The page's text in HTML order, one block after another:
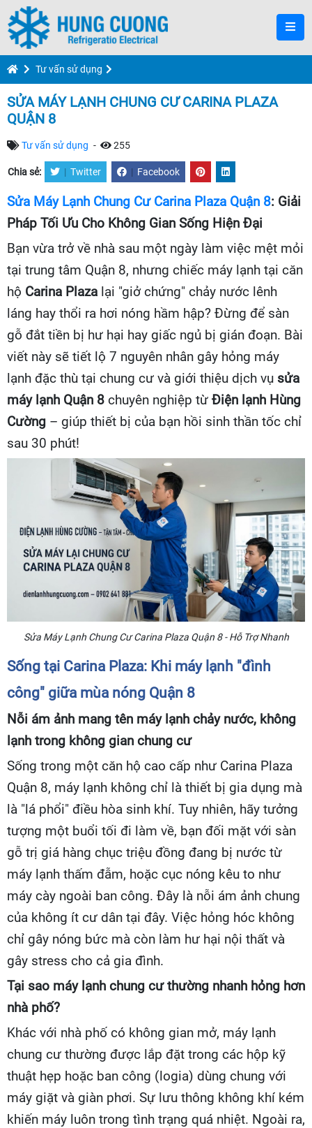
Tư vấn sử dụng
SỬA MÁY LẠNH CHUNG CƯ CARINA PLAZA
QUẬN 8
Tư vấn sử dụng - 255
Chia sẻ: | Twitter | Facebook
Sửa Máy Lạnh Chung Cư Carina Plaza Quận 8: Giải
Pháp Tối Ưu Cho Không Gian Sống Hiện Đại
Bạn vừa trở về nhà sau một ngày làm việc mệt mỏi
tại trung tâm Quận 8, nhưng chiếc máy lạnh tại căn
hộ Carina Plaza lại "giở chứng" chảy nước lênh
láng hay thổi ra hơi nóng hầm hập? Đừng để sàn
gỗ đắt tiền bị hư hại hay giấc ngủ bị gián đoạn. Bài
viết này sẽ tiết lộ 7 nguyên nhân gây hỏng máy
lạnh đặc thù tại chung cư và giới thiệu dịch vụ sửa
máy lạnh Quận 8 chuyên nghiệp từ Điện lạnh Hùng
Cường – giúp thiết bị của bạn hồi sinh thần tốc chỉ
sau 30 phút!
Sửa Máy Lạnh Chung Cư Carina Plaza Quận 8 - Hỗ Trợ Nhanh
Sống tại Carina Plaza: Khi máy lạnh "đình
công" giữa mùa nóng Quận 8
Nỗi ám ảnh mang tên máy lạnh chảy nước, không
lạnh trong không gian chung cư
Sống trong một căn hộ cao cấp như Carina Plaza
Quận 8, máy lạnh không chỉ là thiết bị gia dụng mà
là "lá phổi" điều hòa sinh khí. Tuy nhiên, hãy tưởng
tượng một buổi tối đi làm về, bạn đối mặt với sàn
gỗ trị giá hàng chục triệu đồng đang bị nước từ
máy lạnh thấm đẫm, hoặc cục nóng kêu to như
máy cày ngoài ban công. Đây là nỗi ám ảnh chung
của không ít cư dân tại đây. Việc hỏng hóc không
chỉ gây nóng bức mà còn làm hư hại nội thất và
gây stress cho cả gia đình.
Tại sao máy lạnh chung cư thường nhanh hỏng hơn
nhà phố?
Khác với nhà phố có không gian mở, máy lạnh
chung cư thường được lắp đặt trong các hộp kỹ
thuật hẹp hoặc ban công (logia) dùng chung với
máy giặt và giàn phơi. Sự lưu thông không khí kém
khiến máy luôn trong tình trạng quá nhiệt. Ngoài ra,